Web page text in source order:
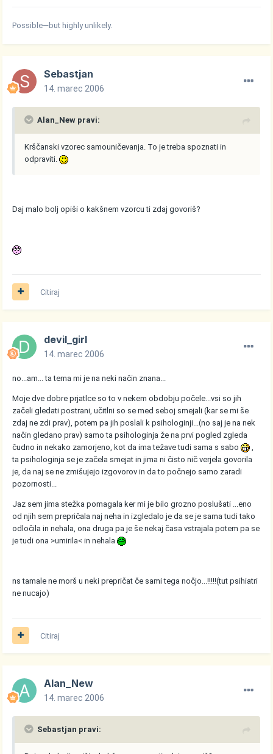
Possible—but highly unlikely.
Sebastjan
14. marec 2006
Alan_New pravi:
Krščanski vzorec samouničevanja. To je treba spoznati in
odpraviti.
Daj malo bolj opiši o kakšnem vzorcu ti zdaj govoriš?
Citiraj
devil_girl
14. marec 2006
no...am... ta tema mi je na neki način znana...
Moje dve dobre prjatlce so to v nekem obdobju počele...vsi so jih
začeli gledati postrani, učitlni so se med seboj smejali (kar se mi še
zdaj ne zdi prav), potem pa jih poslali k psihologinji...(no saj je na nek
način gledano prav) samo ta psihologinja že na prvi pogled zgleda
čudno in nekako zamorjeno, kot da ima težave tudi sama s sabo
ta psihologinja se je začela smejat in jima ni čisto nič verjela govorila
je, da naj se ne zmišujejo izgovorov in da to počnejo samo zaradi
pozornosti...
Jaz sem jima stežka pomagala ker mi je bilo grozno poslušati ...eno
od njih sem prepričala naj neha in izgledalo je da se je sama tudi tako
odločila in nehala, ona druga pa je še nekaj časa vstrajala potem pa se
je tudi ona >umirila< in nehala
ns tamale ne morš u neki prepričat če sami tega nočjo...!!!!!(tut psihiatri
ne nucajo)
Citiraj
Alan_New
14. marec 2006
Sebastjan pravi: